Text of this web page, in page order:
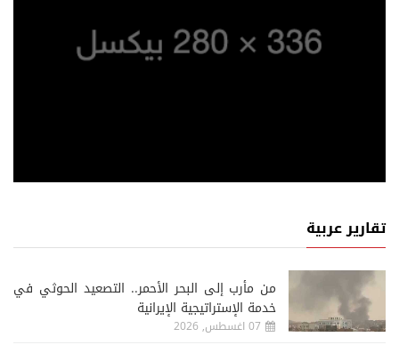
تقارير عربية
من مأرب إلى البحر الأحمر.. التصعيد الحوثي في
خدمة الإستراتيجية الإيرانية
07 اغسطس, 2026